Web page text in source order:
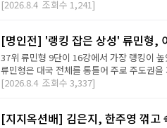
[2026.8.4 조회수 1,241]
[명인전] '랭킹 잡은 상성' 류민형,
37위 류민형 9단이 16강에서 가장 랭킹이
류민형은 대국 전체를 통틀어 주로 주도권
[2026.8.4 조회수 3,337]
[지지옥션배] 김은지, 한주영 꺾고